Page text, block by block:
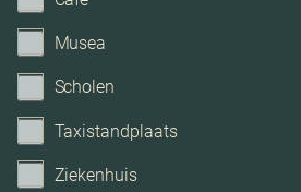
Musea
Scholen
Taxistandplaats
Ziekenhuis